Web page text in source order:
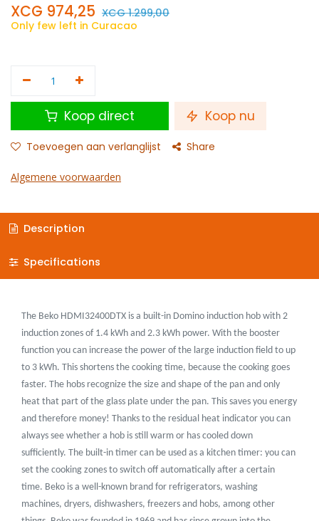
XCG 974,25 XCG1.299,00
Only few left in Curacao
Koop direct Koop nu
Toevoegen aan verlanglijst Share
Algemene voorwaarden
Description
Specifications
The Beko HDMI32400DTX is a built-in Domino induction hob with 2
induction zones of 1.4 kWh and 2.3 kWh power. With the booster
function you can increase the power of the large induction field to up
to 3 kWh. This shortens the cooking time, because the cooking goes
faster. The hobs recognize the size and shape of the pan and only
heat that part of the glass plate under the pan. This saves you energy
and therefore money! Thanks to the residual heat indicator you can
always see whether a hob is still warm or has cooled down
sufficiently. The built-in timer can be used as a kitchen timer: you can
set the cooking zones to switch off automatically after a certain
time. Beko is a well-known brand for refrigerators, washing
machines, dryers, dishwashers, freezers and hobs, among other